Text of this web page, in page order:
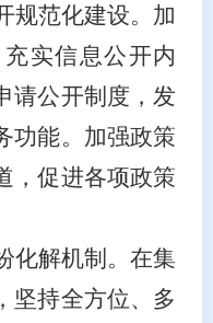
规范化建设。 加
实信息公开内
请公开制度，发
功能。加强政策
，促进各项政策
化解机制。在集
坚持全方位、多